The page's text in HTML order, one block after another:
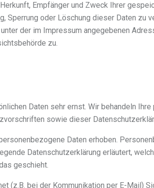
Empfänger und Zweck Ihrer
Sperrung oder Löschung dieser Daten zu
der im Impressum angegebenen
zu.
Daten sehr ernst. Wir behandeln
sowie dieser
Daten erhoben.
Datenschutzerklärung erläutert,
geschieht.
(z.B. bei der Kommunikation per E-Mail)